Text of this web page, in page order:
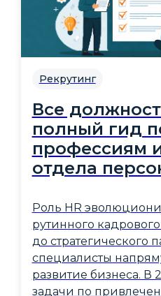
Рекрутинг
Все
полный гид
профессиям
отдела
Роль HR
рутинного
до стратегического
специалисты
развитие бизнеса. В
задачи по